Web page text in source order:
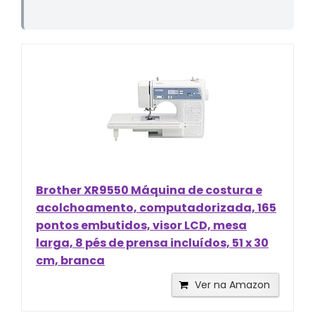
Brother XR9550 Máquina de costura e
acolchoamento, computadorizada, 165
pontos embutidos, visor LCD, mesa
larga, 8 pés de prensa incluídos, 51 x 30
cm, branca
Ver na Amazon